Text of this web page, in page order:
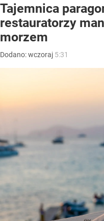
Tajemnica
restauratorzy
morzem
Dodano:wczoraj 5:31